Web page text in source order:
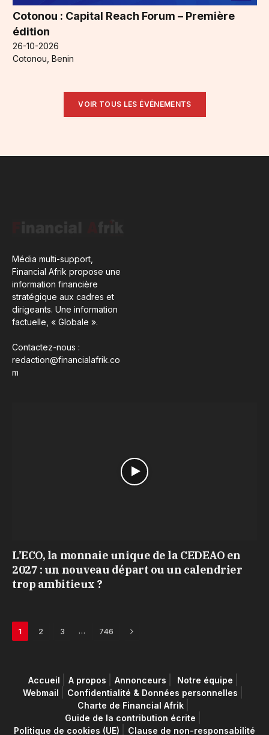
Cotonou : Capital Reach Forum – Première
édition
26-10-2026
Cotonou, Benin
VOIR TOUS LES ÉVÉNEMENTS
Média multi-support,
Financial Afrik propose une
information financière
stratégique aux cadres et
dirigeants. Une information
factuelle, « Globale ».
Contactez-nous :
redaction@financialafrik.co
m
L’ECO, la monnaie unique de la CEDEAO en
2027 : un nouveau départ ou un calendrier
trop ambitieux ?
1 2 3 … 746 Next
Accueil A propos Annonceurs
Notre équipe
Webmail
Confidentialité & Données personnelles
Charte de Financial Afrik
Guide de la contribution écrite
Politique de cookies (UE)
Clause de non-responsabilité